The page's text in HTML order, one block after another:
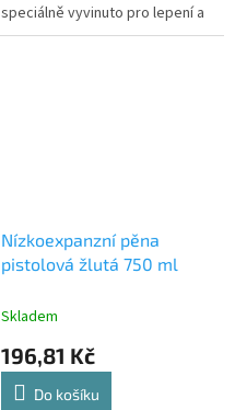
speciálně vyvinuto pro lepení a
fixaci obkladových a
Nízkoexpanzní pěna
pistolová žlutá 750 ml
Skladem
196,81 Kč
Do košíku